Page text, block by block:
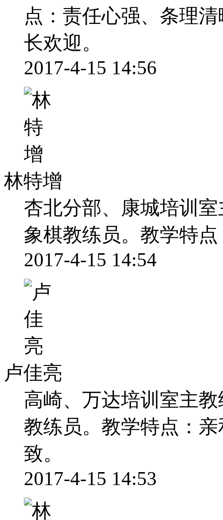
点：责任心强、条理
长欢迎。
2017-4-15 14:56
林特增
杏北分部、康城培训
象棋教练员。教学特
2017-4-15 14:54
卢佳亮
高崎、万达培训室主
教练员。教学特点：
致。
2017-4-15 14:53